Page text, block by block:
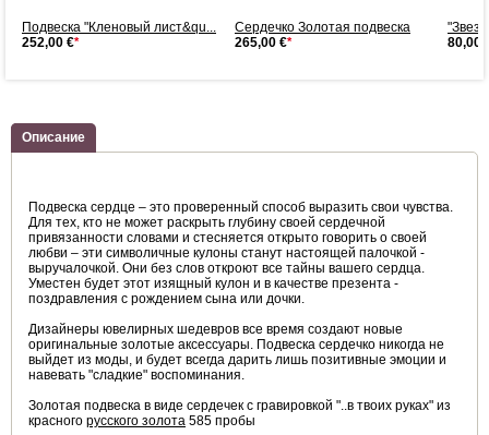
Подвеска "Кленовый лист&qu...
252,00 €*
Сердечко Золотая подвеска
265,00 €*
80,00
Описание
Подвеска сердце – это проверенный способ выразить свои чувства.
Для тех, кто не может раскрыть глубину своей сердечной
привязанности словами и стесняется открыто говорить о своей
любви – эти символичные кулоны станут настоящей палочкой -
выручалочкой. Они без слов откроют все тайны вашего сердца.
Уместен будет этот изящный кулон и в качестве презента -
поздравления с рождением сына или дочки.
Дизайнеры ювелирных шедевров все время создают новые
оригинальные золотые аксессуары. Подвеска сердечко никогда не
выйдет из моды, и будет всегда дарить лишь позитивные эмоции и
навевать "сладкие" воспоминания.
Золотая подвеска в виде сердечек с гравировкой "..в твоих руках" из
красного русского золота 585 пробы